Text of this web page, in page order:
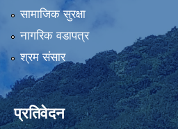
सामाजिक सुरक्षा
नागरिक वडापत्र
श्रम संसार
प्रतिवेदन